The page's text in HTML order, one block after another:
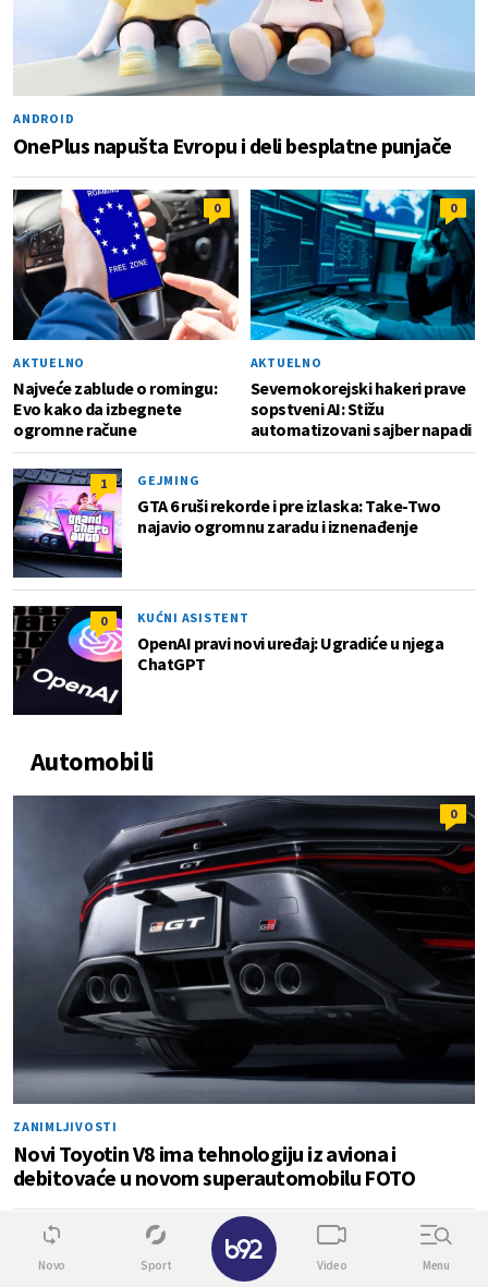
ANDROID
OnePlus napušta Evropu i deli besplatne punjače
0
AKTUELNO
Najveće zablude o romingu:
Evo kako da izbegnete
ogromne račune
0
AKTUELNO
Severnokorejski hakeri prave
sopstveni AI: Stižu
automatizovani sajber napadi
1 GEJMING
GTA 6 ruši rekorde i pre izlaska: Take-Two
najavio ogromnu zaradu i iznenađenje
0 KUĆNI ASISTENT
OpenAI pravi novi uređaj: Ugradiće u njega
ChatGPT
Automobili
0
ZANIMLJIVOSTI
Novi Toyotin V8 ima tehnologiju iz aviona i
debitovaće u novom superautomobilu FOTO
2 1
Novo Sport Video Menu